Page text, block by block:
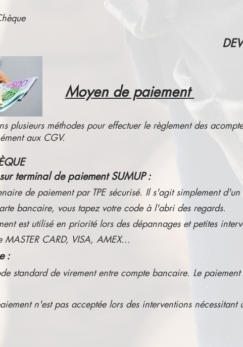
Moyen de paiement
plusieurs méthodes pour effectuer le règlement des
aux CGV.
terminal de paiement SUMUP :
de paiement par TPE sécurisé. Il s'agit simplement
bancaire, vous tapez votre code à l'abri des regards.
est utilisé en priorité lors des dépannages et petites
MASTER CARD, VISA, AMEX...
:
standard de virement entre compte bancaire. Le
n'est pas acceptée lors des interventions